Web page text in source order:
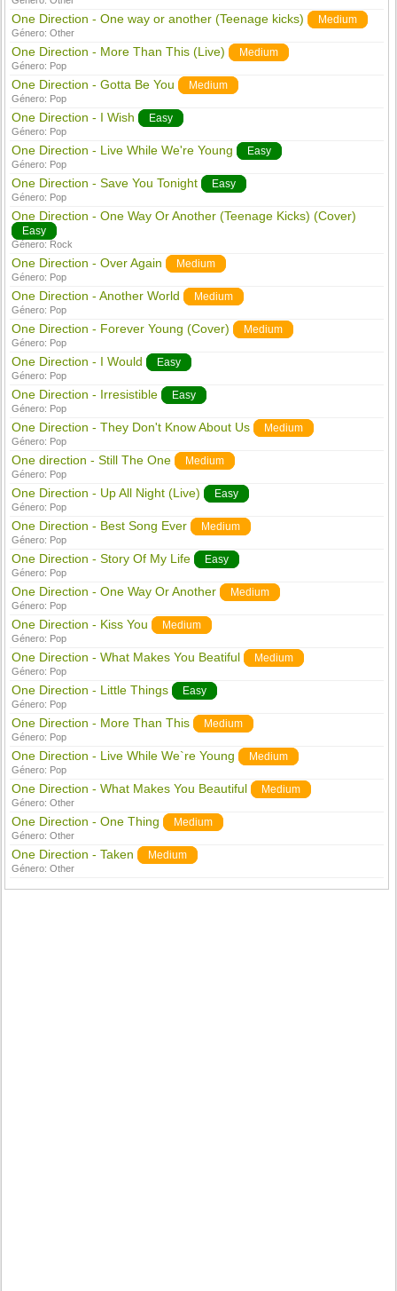
One Direction - One way or another (Teenage kicks) Medium
Género:Other
One Direction - More Than This (Live) Medium
Género: Pop
One Direction - Gotta Be You Medium
Género: Pop
One Direction - I Wish Easy
Género: Pop
One Direction - Live While We're Young Easy
Género: Pop
One Direction - Save You Tonight Easy
Género: Pop
One Direction - One Way Or Another (Teenage Kicks) (Cover)
Easy
Género: Rock
One Direction - Over Again Medium
Género: Pop
One Direction - Another World Medium
Género: Pop
One Direction - Forever Young (Cover) Medium
Género: Pop
One Direction - I Would Easy
Género: Pop
One Direction - Irresistible Easy
Género: Pop
One Direction - They Don't Know About Us Medium
Género: Pop
One direction - Still The One Medium
Género: Pop
One Direction - Up All Night (Live) Easy
Género: Pop
One Direction - Best Song Ever Medium
Género: Pop
One Direction - Story Of My Life Easy
Género: Pop
One Direction - One Way Or Another Medium
Género: Pop
One Direction - Kiss You Medium
Género: Pop
One Direction - What Makes You Beatiful Medium
Género: Pop
One Direction - Little Things Easy
Género: Pop
One Direction - More Than This Medium
Género: Pop
One Direction - Live While We`re Young Medium
Género: Pop
One Direction - What Makes You Beautiful Medium
Género:Other
One Direction - One Thing Medium
Género:Other
One Direction - Taken Medium
Género:Other